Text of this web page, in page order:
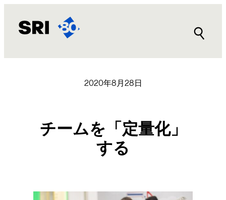
キ
2020年8月28日
チームを「定量化」
する